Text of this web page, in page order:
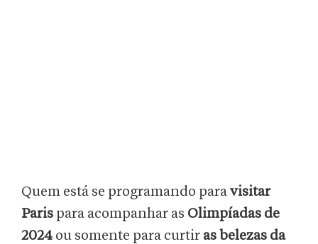
Quem está se programando paravisitar
Paris para acompanhar as Olimpíadas de
2024 ou somente para curtir as belezas da